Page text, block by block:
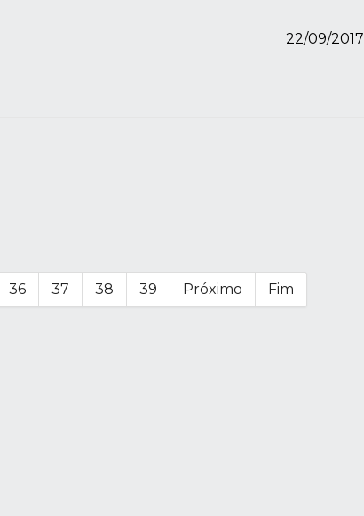
22/09/2017
36 37 38 39 Próximo Fim